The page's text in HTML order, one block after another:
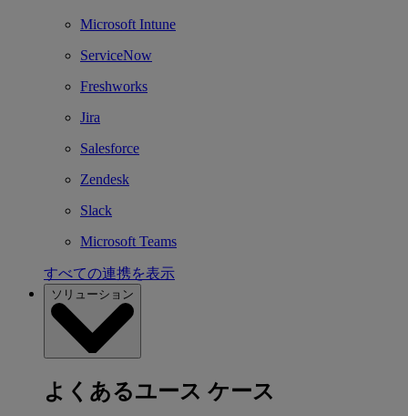
Microsoft Intune
ServiceNow
Freshworks
Jira
Salesforce
Zendesk
Slack
Microsoft Teams
すべての連携を表示
ソリューション
よくあるユース ケース